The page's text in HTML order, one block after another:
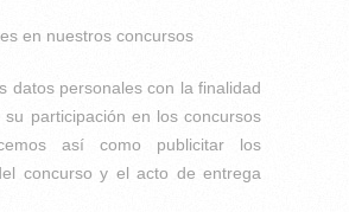
en nuestros concursos
datos personales con la finalidad
su participación en los concursos
así como publicitar los
concurso y el acto de entrega